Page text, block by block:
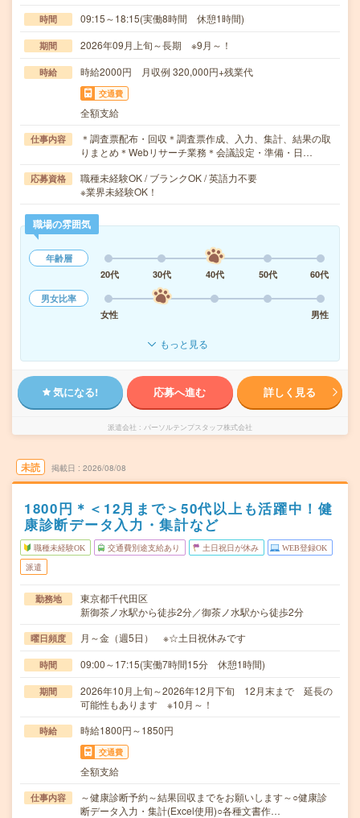
時間 09:15～18:15(実働8時間 休憩1時間)
期間 2026年09月上旬～長期 ※9月～！
時給 時給2000円 月収例 320,000円+残業代
交通費
全額支給
仕事内容
＊調査票配布・回収＊調査票作成、入力、集計、結果の取
りまとめ＊Webリサーチ業務＊会議設定・準備・日…
応募資格
職種未経験OK / ブランクOK / 英語力不要
※業界未経験OK！
職場の雰囲気
年齢層
20代
30代 40代 50代
60代
男女比率
女性
男性
もっと見る
気になる! 応募へ進む 詳しく見る
派遣会社 パーソルテンプスタッフ株式会社
未読 掲載日 2026/08/08
1800円＊＜12月まで＞50代以上も活躍中！健
康診断データ入力・集計など
職種未経験OK 交通費別途支給あり 土日祝日が休み WEB登録OK
派遣
勤務地
東京都千代田区
新御茶ノ水駅から徒歩2分／御茶ノ水駅から徒歩2分
曜日頻度 月～金（週5日） ※☆土日祝休みです
時間 09:00～17:15(実働7時間15分 休憩1時間)
期間
2026年10月上旬～2026年12月下旬 12月末まで 延長の
可能性もあります ※10月～！
時給 時給1800円～1850円
交通費
全額支給
仕事内容
～健康診断予約～結果回収までをお願いします～○健康診
断データ入力・集計(Excel使用)○各種文書作…